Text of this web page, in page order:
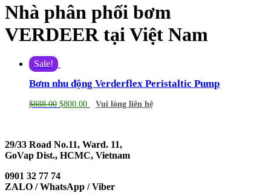
Nhà phân phối bơm
VERDEER tại Việt Nam
Sale!
Bơm nhu động Verderflex Peristaltic Pump
$888.00 $800.00 Vui lòng liên hệ
29/33 Road No.11, Ward. 11,
GoVap Dist., HCMC, Vietnam
0901 32 77 74
ZALO / WhatsApp / Viber